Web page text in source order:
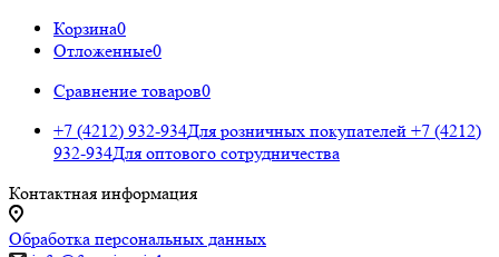
Корзина0
Отложенные0
Сравнение товаров0
+7 (4212) 932-934Для розничных покупателей +7 (4212)
932-934Для оптового сотрудничества
Контактная информация
Обработка персональных данных